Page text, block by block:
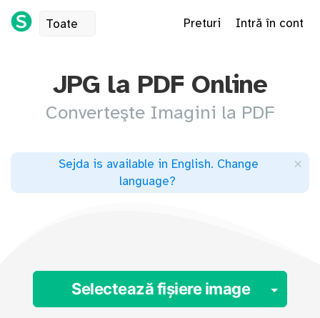
Toate Preturi Intră în cont
JPG la PDF Online
Converteşte Imagini la PDF
Sejda is available in English. Change
language?
×
Selectează fișiere image